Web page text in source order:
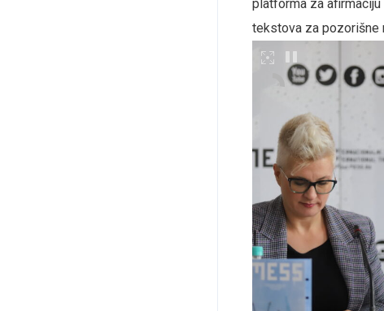
platforma za
tekstova za pozorišne